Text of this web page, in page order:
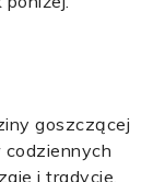
goszczącej
i tradycje.